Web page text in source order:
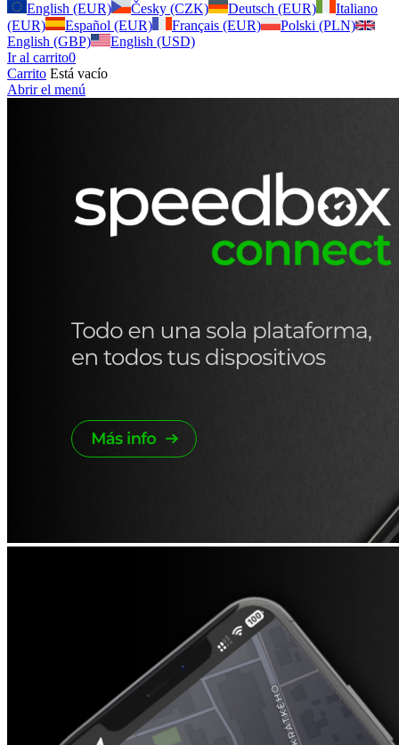
English (EUR)
Česky (CZK) Deutsch (EUR)
Italiano
(EUR)
Español (EUR) Français (EUR)
Polski (PLN)
English (GBP)
English (USD)
Ir al carrito0
Carrito Está vacío
Abrir el menú